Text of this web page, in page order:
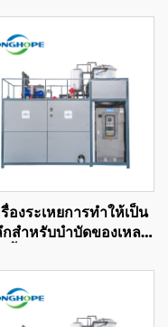
รื่องระเหยการทำให้เป็น
กสำหรับบำบัดของเหลว
ประสิทธิภาพสูงและ
ทคโนโลยีอุณหภูมิต่ำ